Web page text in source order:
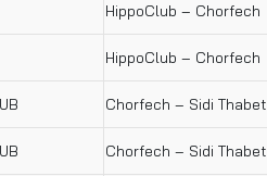
HippoClub – Chorfech
HippoClub – Chorfech
Chorfech – Sidi Thabet
Chorfech – Sidi Thabet